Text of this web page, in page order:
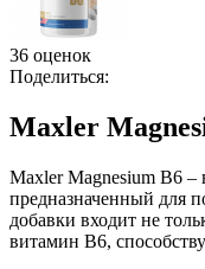
36 оценок
Поделиться:
Maxler
Maxler Magnesium B6 –
предназначенный для
добавки входит не
витамин В6,